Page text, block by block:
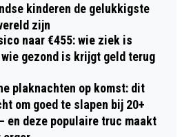
kinderen de gelukkigste
zijn
naar €455: wie ziek is
gezond is krijgt geld terug
plaknachten op komst: dit
om goed te slapen bij 20+
en deze populaire truc maakt